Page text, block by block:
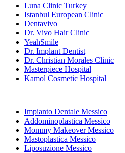
Luna Clinic Turkey
Istanbul European Clinic
Dentavivo
Dr. Vivo Hair Clinic
YeahSmile
Dr. Implant Dentist
Dr. Christian Morales Clinic
Masterpiece Hospital
Kamol Cosmetic Hospital
Impianto Dentale Messico
Addominoplastica Messico
Mommy Makeover Messico
Mastoplastica Messico
Liposuzione Messico